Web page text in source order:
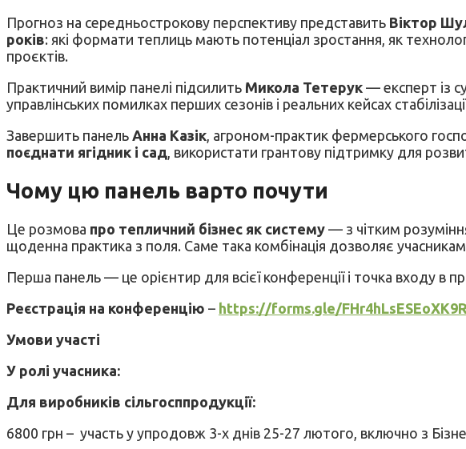
Прогноз на середньострокову перспективу представить Віктор
років: які формати теплиць мають потенціал зростання, як
проєктів.
Практичний вимір панелі підсилить Микола Тетерук — експерт із
управлінських помилках перших сезонів і реальних кейсах
Завершить панель Анна Казік , агроном-практик фермерського
поєднати ягідник і сад , використати грантову підтримку для
Чому цю панель варто почути
Це розмова про тепличний бізнес як систему — з чітким
щоденна практика з поля. Саме така комбінація дозволяє
Перша панель — це орієнтир для всієї конференції і точка входу в
Реєстрація на конференцію – https://forms.gle/
Умови участі
У ролі учасника:
Для виробників сільгосппродукції:
6800 грн – участь у упродовж 3-х днів 25-27 лютого, включно з